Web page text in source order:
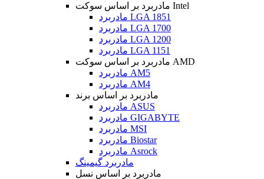
مادربرد بر اساس سوکت Intel
مادربرد LGA 1851
مادربرد LGA 1700
مادربرد LGA 1200
مادربرد LGA 1151
مادربرد بر اساس سوکت AMD
مادربرد AM5
مادربرد AM4
مادربرد بر اساس برند
مادربرد ASUS
مادربرد GIGABYTE
مادربرد MSI
مادربرد Biostar
مادربرد Asrock
مادربرد گیمینگ
مادربرد بر اساس نسل